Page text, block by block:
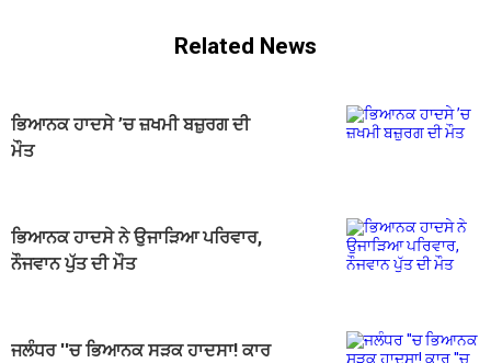
Related News
ਭਿਆਨਕ ਹਾਦਸੇ ’ਚ ਜ਼ਖਮੀ ਬਜ਼ੁਰਗ ਦੀ
ਮੌਤ
ਭਿਆਨਕ ਹਾਦਸੇ ਨੇ ਉਜਾੜਿਆ ਪਰਿਵਾਰ,
ਨੌਜਵਾਨ ਪੁੱਤ ਦੀ ਮੌਤ
ਜਲੰਧਰ ''ਚ ਭਿਆਨਕ ਸੜਕ ਹਾਦਸਾ! ਕਾਰ